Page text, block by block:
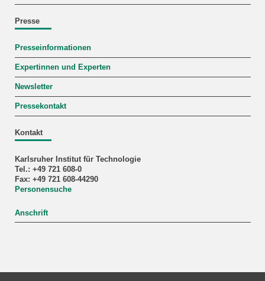
Presse
Presseinformationen
Expertinnen und Experten
Newsletter
Pressekontakt
Kontakt
Karlsruher Institut für Technologie
Tel.: +49 721 608-0
Fax: +49 721 608-44290
Personensuche
Anschrift